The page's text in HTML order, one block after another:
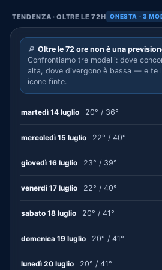
TENDENZA · OLTRE LE 72H ONESTA · 3
🔎 Oltre le 72 ore non è una
Confrontiamo tre modelli: dove
alta, dove divergono è bassa — e te
icone finte.
martedì 14 luglio 20° / 36°
mercoledì 15 luglio 22° / 40°
giovedì 16 luglio 23° / 39°
venerdì 17 luglio 22° / 40°
sabato 18 luglio 20° / 41°
domenica 19 luglio 20° / 41°
lunedì 20 luglio 20° / 41°